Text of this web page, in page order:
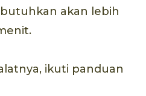
akan lebih
ikuti panduan